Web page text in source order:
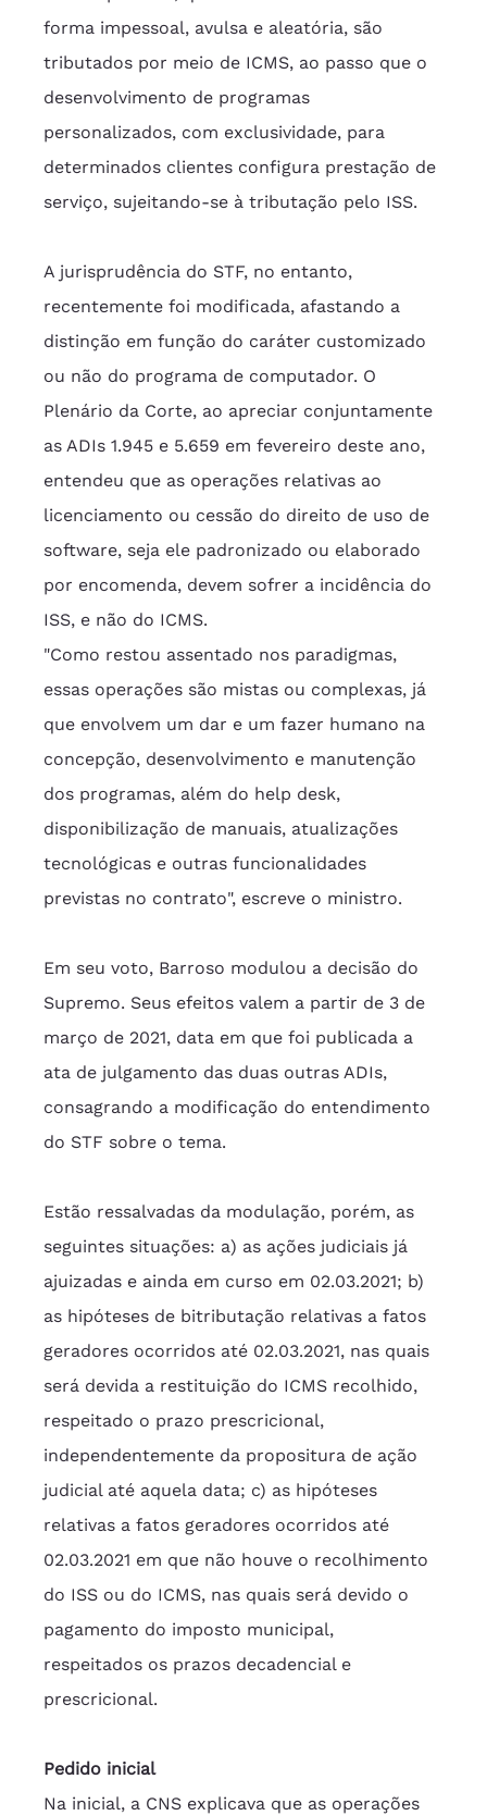
forma impessoal, avulsa e aleatória, são
tributados por meio de ICMS, ao passo que o
desenvolvimento de programas
personalizados, com exclusividade, para
determinados clientes configura prestação de
serviço, sujeitando-se à tributação pelo ISS.
A jurisprudência do STF, no entanto,
recentemente foi modificada, afastando a
distinção em função do caráter customizado
ou não do programa de computador. O
Plenário da Corte, ao apreciar conjuntamente
as ADIs 1.945 e 5.659 em fevereiro deste ano,
entendeu que as operações relativas ao
licenciamento ou cessão do direito de uso de
software, seja ele padronizado ou elaborado
por encomenda, devem sofrer a incidência do
ISS, e não do ICMS.
"Como restou assentado nos paradigmas,
essas operações são mistas ou complexas, já
que envolvem um dar e um fazer humano na
concepção, desenvolvimento e manutenção
dos programas, além do help desk,
disponibilização de manuais, atualizações
tecnológicas e outras funcionalidades
previstas no contrato", escreve o ministro.
Em seu voto, Barroso modulou a decisão do
Supremo. Seus efeitos valem a partir de 3 de
março de 2021, data em que foi publicada a
ata de julgamento das duas outras ADIs,
consagrando a modificação do entendimento
do STF sobre o tema.
Estão ressalvadas da modulação, porém, as
seguintes situações: a) as ações judiciais já
ajuizadas e ainda em curso em 02.03.2021; b)
as hipóteses de bitributação relativas a fatos
geradores ocorridos até 02.03.2021, nas quais
será devida a restituição do ICMS recolhido,
respeitado o prazo prescricional,
independentemente da propositura de ação
judicial até aquela data; c) as hipóteses
relativas a fatos geradores ocorridos até
02.03.2021 em que não houve o recolhimento
do ISS ou do ICMS, nas quais será devido o
pagamento do imposto municipal,
respeitados os prazos decadencial e
prescricional.
Pedido inicial
Na inicial, a CNS explicava que as operações